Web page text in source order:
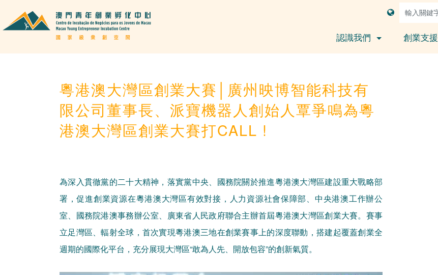
認識我們 創業支援
粵港澳大灣區創業大賽│廣州映博智能科技有
限公司董事長、派寶機器人創始人覃爭鳴為粵
港澳大灣區創業大賽打CALL !
為深入貫徹黨的二十大精神，落實黨中央、國務院關於推進粵港澳大灣區建設重大戰略部
署，促進創業資源在粵港澳大灣區有效對接，人力資源社會保障部、中央港澳工作辦公
室、國務院港澳事務辦公室、廣東省人民政府聯合主辦首屆粵港澳大灣區創業大賽。賽事
立足灣區、輻射全球，首次實現粵港澳三地在創業賽事上的深度聯動，搭建起覆蓋創業全
週期的國際化平台，充分展現大灣區“敢為人先、開放包容”的創新氣質。